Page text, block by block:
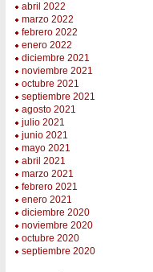
abril 2022
marzo 2022
febrero 2022
enero 2022
diciembre 2021
noviembre 2021
octubre 2021
septiembre 2021
agosto 2021
julio 2021
junio 2021
mayo 2021
abril 2021
marzo 2021
febrero 2021
enero 2021
diciembre 2020
noviembre 2020
octubre 2020
septiembre 2020